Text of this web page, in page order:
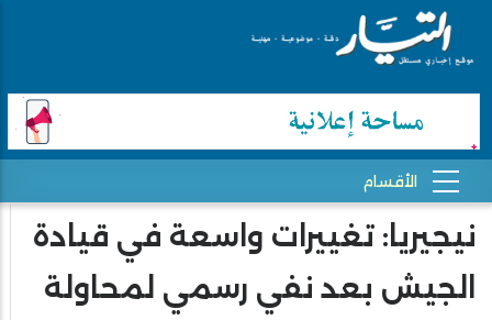
نيجيريا: تغييرات واسعة في قيادة
الجيش بعد نفي رسمي لمحاولة